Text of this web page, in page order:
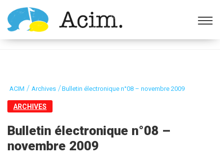
Ouvrir la barre d’outils
ACIM / Archives /Bulletin électronique n°08 – novembre 2009
ARCHIVES
Bulletin électronique n°08 –
novembre 2009